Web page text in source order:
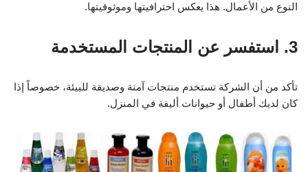
النوع من الأعمال. هذا يعكس احترافيتها وموثوقيتها.
3. استفسر عن المنتجات المستخدمة
تأكد من أن الشركة تستخدم منتجات آمنة وصديقة للبيئة، خصوصاً إذا
كان لديك أطفال أو حيوانات أليفة في المنزل.